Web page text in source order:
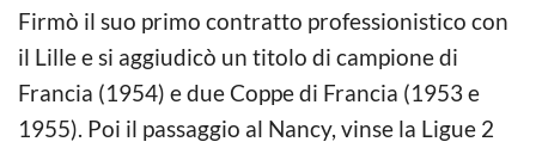
Firmò il suo primo contratto professionistico con
il Lille e si aggiudicò un titolo di campione di
Francia (1954) e due Coppe di Francia (1953 e
1955). Poi il passaggio al Nancy, vinse la Ligue 2